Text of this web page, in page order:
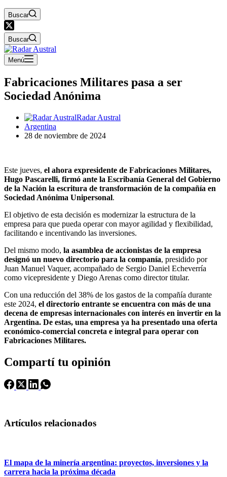
Buscar
Buscar
Menú
Fabricaciones Militares pasa a ser
Sociedad Anónima
Radar Austral
Argentina
28 de noviembre de 2024
Este jueves, el ahora expresidente de Fabricaciones Militares,
Hugo Pascarelli, firmó ante la Escribanía General del Gobierno
de la Nación la escritura de transformación de la compañía en
Sociedad Anónima Unipersonal.
El objetivo de esta decisión es modernizar la estructura de la
empresa para que pueda operar con mayor agilidad y flexibilidad,
facilitando e incentivando las inversiones.
Del mismo modo, la asamblea de accionistas de la empresa
designó un nuevo directorio para la companía, presidido por
Juan Manuel Vaquer, acompañado de Sergio Daniel Echeverría
como vicepresidente y Diego Arenas como director titular.
Con una reducción del 38% de los gastos de la compañía durante
este 2024, el directorio entrante se encuentra con más de una
decena de empresas internacionales con interés en invertir en la
Argentina. De estas, una empresa ya ha presentado una oferta
económico-comercial concreta e integral para operar con
Fabricaciones Militares.
Compartí tu opinión
Artículos relacionados
El mapa de la minería argentina: proyectos, inversiones y la
carrera hacia la próxima década